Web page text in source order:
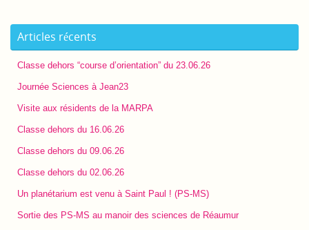
Articles récents
Classe dehors “course d’orientation” du 23.06.26
Journée Sciences à Jean23
Visite aux résidents de la MARPA
Classe dehors du 16.06.26
Classe dehors du 09.06.26
Classe dehors du 02.06.26
Un planétarium est venu à Saint Paul ! (PS-MS)
Sortie des PS-MS au manoir des sciences de Réaumur